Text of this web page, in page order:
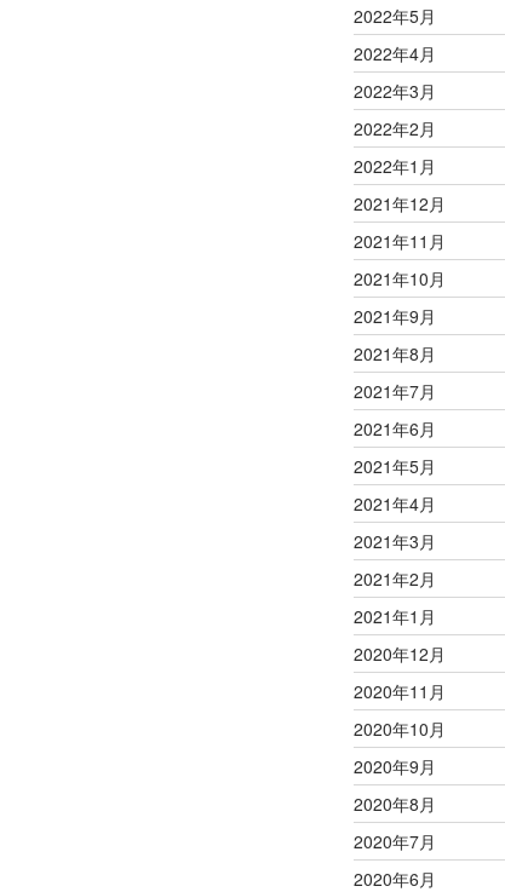
2022年5月
2022年4月
2022年3月
2022年2月
2022年1月
2021年12月
2021年11月
2021年10月
2021年9月
2021年8月
2021年7月
2021年6月
2021年5月
2021年4月
2021年3月
2021年2月
2021年1月
2020年12月
2020年11月
2020年10月
2020年9月
2020年8月
2020年7月
2020年6月